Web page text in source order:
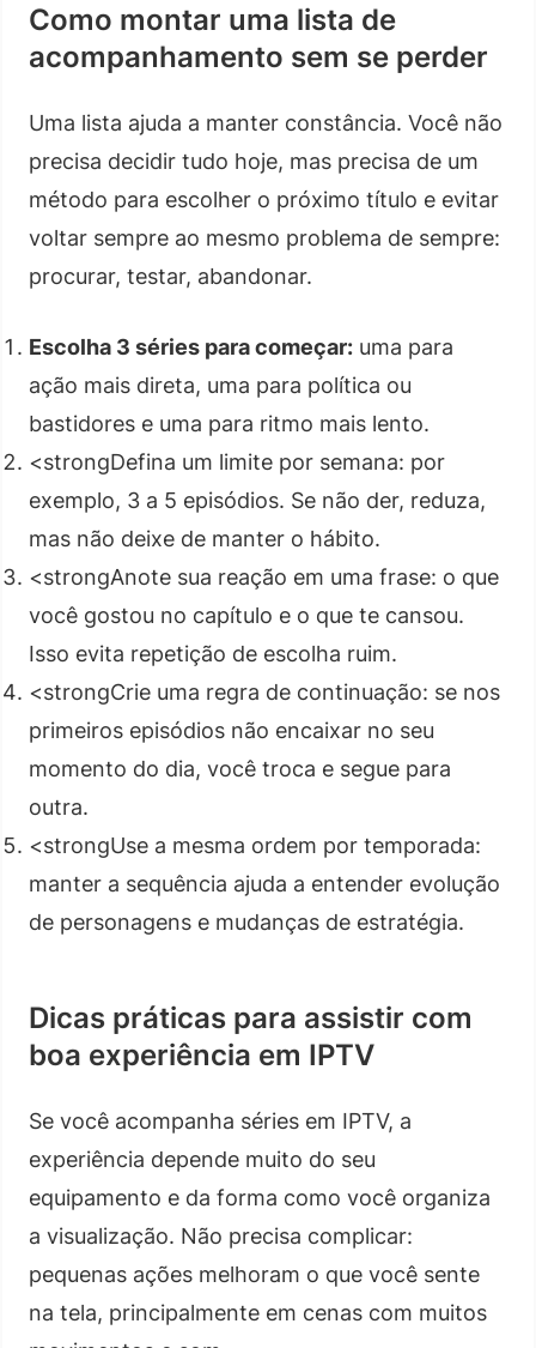
Como montar uma lista de
acompanhamento sem se perder
Uma lista ajuda a manter constância. Você não
precisa decidir tudo hoje, mas precisa de um
método para escolher o próximo título e evitar
voltar sempre ao mesmo problema de sempre:
procurar, testar, abandonar.
Escolha 3 séries para começar: uma para
ação mais direta, uma para política ou
bastidores e uma para ritmo mais lento.
<strongDefina um limite por semana: por
exemplo, 3 a 5 episódios. Se não der, reduza,
mas não deixe de manter o hábito.
<strongAnote sua reação em uma frase: o que
você gostou no capítulo e o que te cansou.
Isso evita repetição de escolha ruim.
<strongCrie uma regra de continuação: se nos
primeiros episódios não encaixar no seu
momento do dia, você troca e segue para
outra.
<strongUse a mesma ordem por temporada:
manter a sequência ajuda a entender evolução
de personagens e mudanças de estratégia.
Dicas práticas para assistir com
boa experiência em IPTV
Se você acompanha séries em IPTV, a
experiência depende muito do seu
equipamento e da forma como você organiza
a visualização. Não precisa complicar:
pequenas ações melhoram o que você sente
na tela, principalmente em cenas com muitos